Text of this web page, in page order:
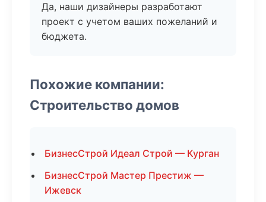
Да, наши дизайнеры разработают
проект с учетом ваших пожеланий и
бюджета.
Похожие компании:
Строительство домов
БизнесСтрой Идеал Строй — Курган
БизнесСтрой Мастер Престиж —
Ижевск